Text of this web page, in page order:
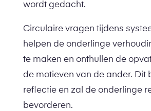
wordt gedacht.
Circulaire vragen tijdens
helpen de onderlinge
te maken en onthullen de
de motieven van de ander. Dit
reflectie en zal de onderlinge
bevorderen.